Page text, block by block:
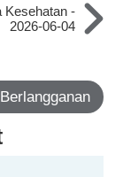
Kesehatan -
2026-06-04